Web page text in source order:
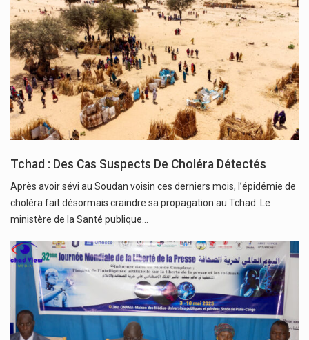
Tchad : Des Cas Suspects De Choléra Détectés
Après avoir sévi au Soudan voisin ces derniers mois, l’épidémie de
choléra fait désormais craindre sa propagation au Tchad. Le
ministère de la Santé publique…